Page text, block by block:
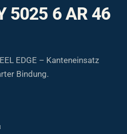
5025 6 AR 46
EDGE – Kanteneinsatz
Bindung.